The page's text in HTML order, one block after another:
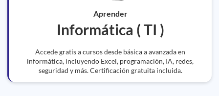
Aprender
Informática ( TI )
Accede gratis a cursos desde básica a avanzada en
informática, incluyendo Excel, programación, IA, redes,
seguridad y más. Certificación gratuita incluida.